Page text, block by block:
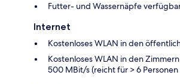
Futter- und Wassernäpfe
Internet
Kostenloses WLAN in den
Kostenloses WLAN in den
500 MBit/s (reicht für > 6 Personen